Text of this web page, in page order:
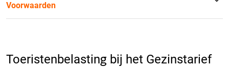
Voorwaarden
Toeristenbelasting bij het Gezinstarief